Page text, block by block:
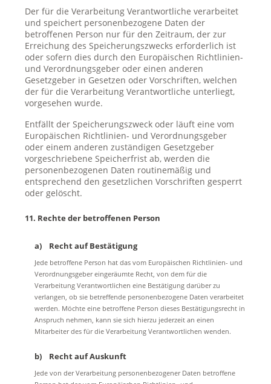
Der für die Verarbeitung Verantwortliche verarbeitet
und speichert personenbezogene Daten der
betroffenen Person nur für den Zeitraum, der zur
Erreichung des Speicherungszwecks erforderlich ist
oder sofern dies durch den Europäischen Richtlinien-
und Verordnungsgeber oder einen anderen
Gesetzgeber in Gesetzen oder Vorschriften, welchen
der für die Verarbeitung Verantwortliche unterliegt,
vorgesehen wurde.
Entfällt der Speicherungszweck oder läuft eine vom
Europäischen Richtlinien- und Verordnungsgeber
oder einem anderen zuständigen Gesetzgeber
vorgeschriebene Speicherfrist ab, werden die
personenbezogenen Daten routinemäßig und
entsprechend den gesetzlichen Vorschriften gesperrt
oder gelöscht.
11. Rechte der betroffenen Person
a) Recht auf Bestätigung
Jede betroffene Person hat das vom Europäischen Richtlinien- und
Verordnungsgeber eingeräumte Recht, von dem für die
Verarbeitung Verantwortlichen eine Bestätigung darüber zu
verlangen, ob sie betreffende personenbezogene Daten verarbeitet
werden. Möchte eine betroffene Person dieses Bestätigungsrecht in
Anspruch nehmen, kann sie sich hierzu jederzeit an einen
Mitarbeiter des für die Verarbeitung Verantwortlichen wenden.
b) Recht auf Auskunft
Jede von der Verarbeitung personenbezogener Daten betroffene